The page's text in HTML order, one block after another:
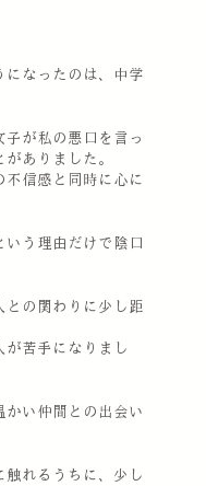
になったのは、中学
が私の悪口を言っ
ありました。
不信感と同時に心に
う理由だけで陰口
との関わりに少し距
が苦手になりまし
かい仲間との出会い
触れるうちに、少し